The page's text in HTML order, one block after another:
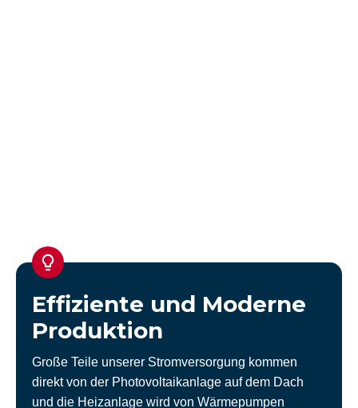
Effiziente und Moderne
Produktion
Große Teile unserer Stromversorgung kommen
direkt von der Photovoltaikanlage auf dem Dach
und die Heizanlage wird von Wärmepumpen